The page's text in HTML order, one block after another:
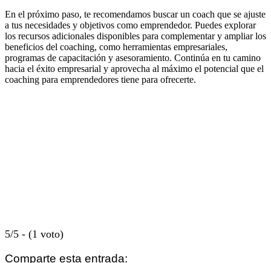
En el próximo paso, te recomendamos buscar un coach que se ajuste
a tus necesidades y objetivos como emprendedor. Puedes explorar
los recursos adicionales disponibles para complementar y ampliar los
beneficios del coaching, como herramientas empresariales,
programas de capacitación y asesoramiento. Continúa en tu camino
hacia el éxito empresarial y aprovecha al máximo el potencial que el
coaching para emprendedores tiene para ofrecerte.
5/5 - (1 voto)
Comparte esta entrada: